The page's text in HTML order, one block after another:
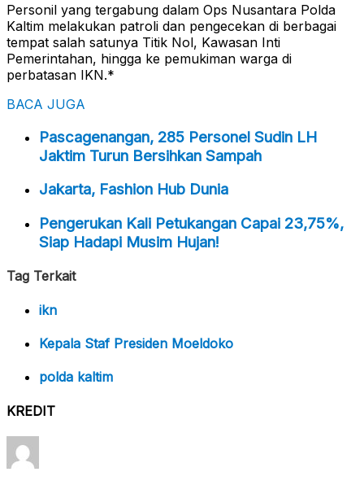
Personil yang tergabung dalam Ops Nusantara Polda
Kaltim melakukan patroli dan pengecekan di berbagai
tempat salah satunya Titik Nol, Kawasan Inti
Pemerintahan, hingga ke pemukiman warga di
perbatasan IKN.*
BACA JUGA
Pascagenangan, 285 Personel Sudin LH
Jaktim Turun Bersihkan Sampah
Jakarta, Fashion Hub Dunia
Pengerukan Kali Petukangan Capai 23,75%,
Siap Hadapi Musim Hujan!
Tag Terkait
ikn
Kepala Staf Presiden Moeldoko
polda kaltim
KREDIT